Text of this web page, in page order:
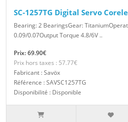
SC-1257TG Digital Servo
Bearing: 2 BearingsGear:
0.09/0.07Output Torque 4.8/6V ..
Prix: 69.90€
Prix hors taxes : 57.77€
Fabricant : Savöx
Référence : SAVSC1257TG
Disponibilité : Disponible